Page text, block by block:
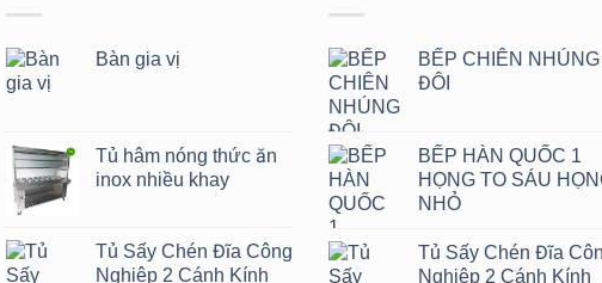
Bàn gia vị
Tủ hâm nóng thức ăn
inox nhiều khay
Tủ Sấy Chén Đĩa Công
Nghiệp 2 Cánh Kính
BẾP CHIÊN NHÚNG
ĐÔI
BẾP HÀN QUỐC 1
HỌNG TO SÁU
NHỎ
Tủ Sấy Chén Đĩa
Nghiệp 2 Cánh Kính